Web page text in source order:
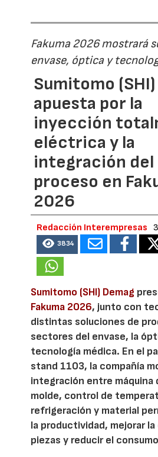
Fakuma 2026 mostrará
envase, óptica y
Sumitomo
apuesta por la
inyección
eléctrica y la
integración del
proceso en
2026
Redacción Interempresas
3834
Sumitomo (SHI) Demag
Fakuma 2026, junto con
distintas soluciones de
sectores del envase, la
tecnología médica. En el
stand 1103, la compañía
integración entre máquina
molde, control de
refrigeración y material
la productividad, mejorar la
piezas y reducir el